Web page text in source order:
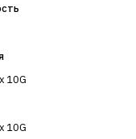
10G
10G